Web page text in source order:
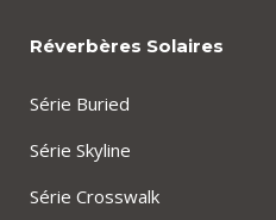
Réverbères Solaires
Série Buried
Série Skyline
Série Crosswalk